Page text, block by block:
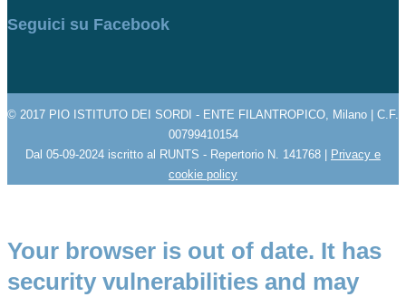
Seguici su Facebook
© 2017 PIO ISTITUTO DEI SORDI - ENTE FILANTROPICO, Milano | C.F.
00799410154
Dal 05-09-2024 iscritto al RUNTS - Repertorio N. 141768 | Privacy e
cookie policy
Your browser is out of date. It has
security vulnerabilities and may